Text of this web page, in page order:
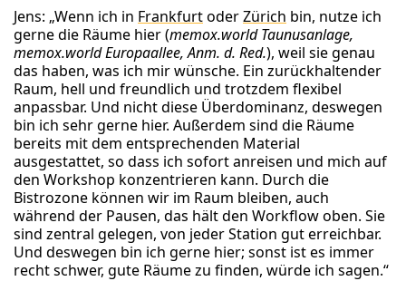
Jens: „Wenn ich in FrankfurtoderZürich bin, nutze ich
gerne die Räume hier (memox.world Taunusanlage,
memox.world Europaallee, Anm. d. Red.), weil sie genau
das haben, was ich mir wünsche. Ein zurückhaltender
Raum, hell und freundlich und trotzdem flexibel
anpassbar. Und nicht diese Überdominanz, deswegen
bin ich sehr gerne hier. Außerdem sind die Räume
bereits mit dem entsprechenden Material
ausgestattet, so dass ich sofort anreisen und mich auf
den Workshop konzentrieren kann. Durch die
Bistrozone können wir im Raum bleiben, auch
während der Pausen, das hält den Workflow oben. Sie
sind zentral gelegen, von jeder Station gut erreichbar.
Und deswegen bin ich gerne hier; sonst ist es immer
recht schwer, gute Räume zu finden, würde ich sagen.“